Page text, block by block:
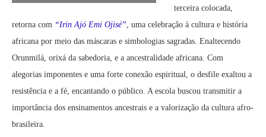
terceira colocada,
retorna com “Irin Ajó Emi Ojisé”, uma celebração à cultura e história
africana por meio das máscaras e simbologias sagradas. Enaltecendo
Orunmilá, orixá da sabedoria, e a ancestralidade africana. Com
alegorias imponentes e uma forte conexão espiritual, o desfile exaltou a
resistência e a fé, encantando o público. A escola buscou transmitir a
importância dos ensinamentos ancestrais e a valorização da cultura afro-
brasileira.